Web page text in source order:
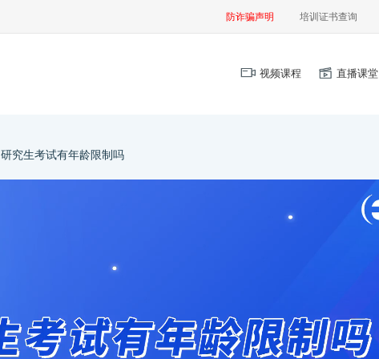
防诈骗声明 培训证书查询
视频课程 直播课堂
研究生考试有年龄限制吗